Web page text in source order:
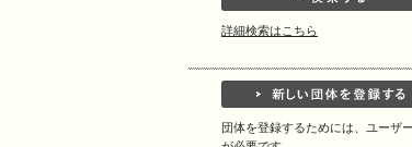
詳細検索はこちら
団体を登録するためには、ユーザ